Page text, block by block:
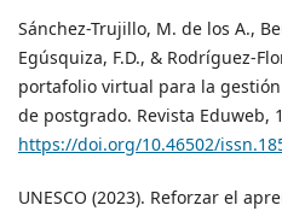
Sánchez-Trujillo, M. de los A.,
Egúsquiza, F.D., & Rodríguez-
portafolio virtual para la
de postgrado. Revista Eduweb,
https://doi.org/10.46502/
UNESCO (2023). Reforzar el